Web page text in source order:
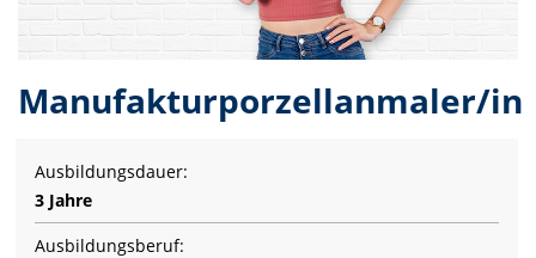
Manufakturporzellanmaler/in
Ausbildungsdauer:
3 Jahre
Ausbildungsberuf: